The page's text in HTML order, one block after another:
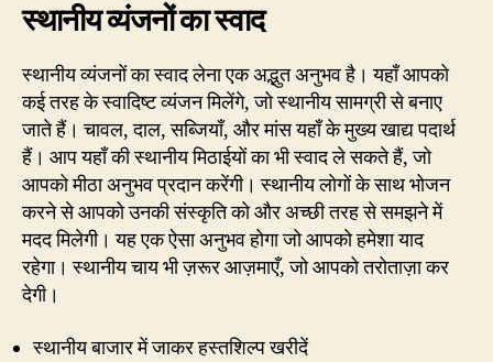
स्थानीय व्यंजनों का स्वाद
स्थानीय व्यंजनों का स्वाद लेना एक अद्भुत अनुभव है। यहाँ आपको
कई तरह के स्वादिष्ट व्यंजन मिलेंगे, जो स्थानीय सामग्री से बनाए
जाते हैं। चावल, दाल, सब्जियाँ, और मांस यहाँ के मुख्य खाद्य पदार्थ
हैं। आप यहाँ की स्थानीय मिठाईयों का भी स्वाद ले सकते हैं, जो
आपको मीठा अनुभव प्रदान करेंगी। स्थानीय लोगों के साथ भोजन
करने से आपको उनकी संस्कृति को और अच्छी तरह से समझने में
मदद मिलेगी। यह एक ऐसा अनुभव होगा जो आपको हमेशा याद
रहेगा। स्थानीय चाय भी ज़रूर आज़माएँ, जो आपको तरोताज़ा कर
देगी।
स्थानीय बाजार में जाकर हस्तशिल्प खरीदें